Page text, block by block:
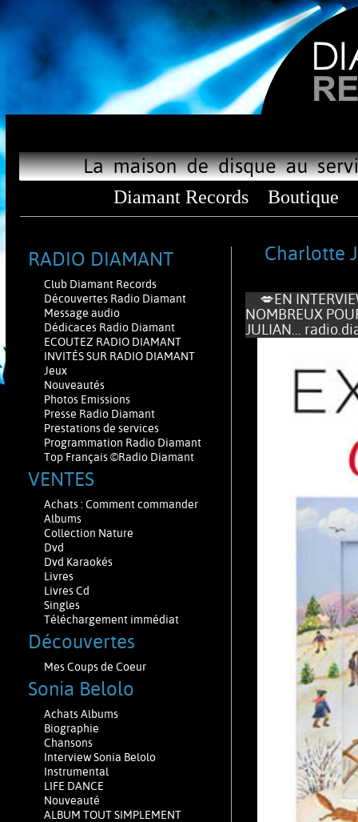
Diamant Records Boutique
RADIO DIAMANT
Club Diamant Records
Découvertes Radio Diamant
Message audio
Dédicaces Radio Diamant
ECOUTEZ RADIO DIAMANT
INVITÉS SUR RADIO DIAMANT
Jeux
Nouveautés
Photos Emissions
Presse Radio Diamant
Prestations de services
Programmation Radio Diamant
Top Français ©Radio Diamant
VENTES
Achats : Comment commander
Albums
Collection Nature
Dvd
Dvd Karaokés
Livres
Livres Cd
Singles
Téléchargement immédiat
Découvertes
Mes Coups de Coeur
Sonia Belolo
Achats Albums
Biographie
Chansons
Interview Sonia Belolo
Instrumental
LIFE DANCE
Nouveauté
ALBUM TOUT SIMPLEMENT
Charlotte
💋EN
NOMBREUX
JULIAN...